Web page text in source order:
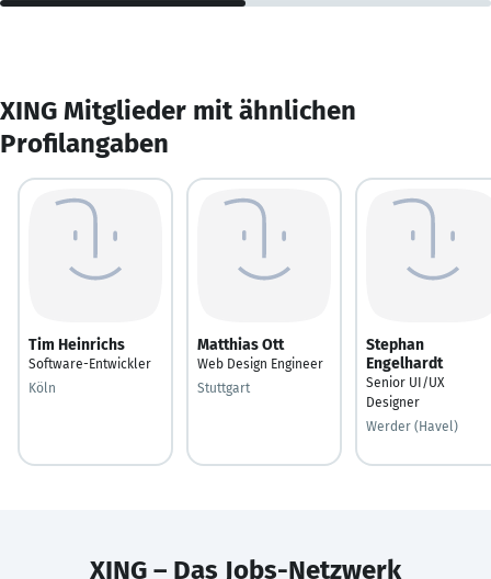
XING Mitglieder mit ähnlichen
Profilangaben
Tim Heinrichs
Software-Entwickler
Köln
Matthias Ott
Web Design Engineer
Stuttgart
Stephan
Engelhardt
Senior UI/UX
Designer
Werder (Havel)
XING – Das Jobs-Netzwerk